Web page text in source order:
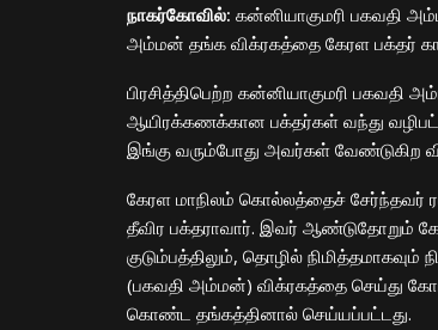
நாகர்கோவில்: கன்னியாகுமரி பகவதி
அம்மன் தங்க விக்ரகத்தை கேரள பக்தர்
பிரசித்திபெற்ற கன்னியாகுமரி பகவதி
ஆயிரக்கணக்கான பக்தர்கள் வந்து
இங்கு வரும்போது அவர்கள் வேண்டுகிற
கேரள மாநிலம் கொல்லத்தைச் சேர்ந்தவர்
தீவிர பக்தராவார். இவர் ஆண்டுதோறும்
குடும்பத்திலும், தொழில்
(பகவதி அம்மன்) விக்ரகத்தை செய்து
கொண்ட தங்கத்தினால் செய்யப்பட்டது.